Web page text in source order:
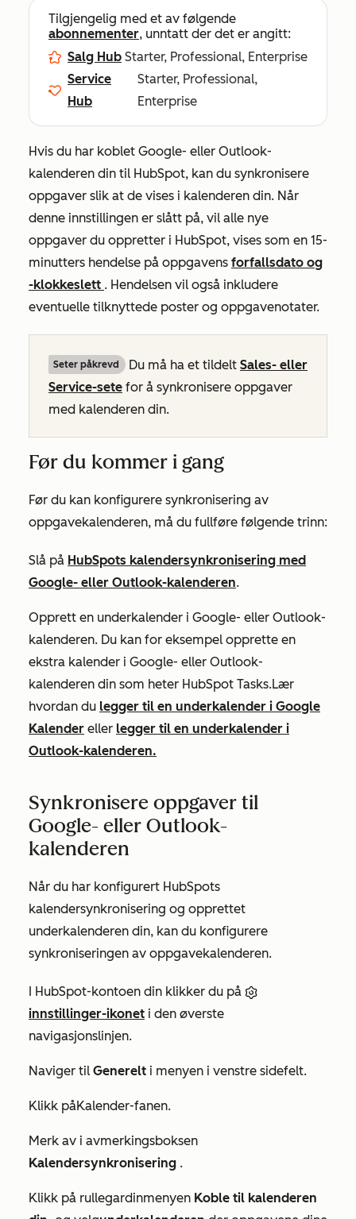
Tilgjengelig med et av følgende
abonnementer, unntatt der det er angitt:
Salg Hub Starter, Professional, Enterprise
Service
Hub
Starter, Professional,
Enterprise
Hvis du har koblet Google- eller Outlook-
kalenderen din til HubSpot, kan du synkronisere
oppgaver slik at de vises i kalenderen din. Når
denne innstillingen er slått på, vil alle nye
oppgaver du oppretter i HubSpot, vises som en 15-
minutters hendelse på oppgavens forfallsdato og
-klokkeslett . Hendelsen vil også inkludere
eventuelle tilknyttede poster og oppgavenotater.
Seter påkrevd Du må ha et tildelt Sales- eller
Service-sete for å synkronisere oppgaver
med kalenderen din.
Før du kommer i gang
Før du kan konfigurere synkronisering av
oppgavekalenderen, må du fullføre følgende trinn:
Slå på HubSpots kalendersynkronisering med
Google- eller Outlook-kalenderen.
Opprett en underkalender i Google- eller Outlook-
kalenderen. Du kan for eksempel opprette en
ekstra kalender i Google- eller Outlook-
kalenderen din som heter HubSpot Tasks.Lær
hvordan du legger til en underkalender i Google
Kalender eller legger til en underkalender i
Outlook-kalenderen.
Synkronisere oppgaver til
Google- eller Outlook-
kalenderen
Når du har konfigurert HubSpots
kalendersynkronisering og opprettet
underkalenderen din, kan du konfigurere
synkroniseringen av oppgavekalenderen.
I HubSpot-kontoen din klikker du på
innstillinger-ikonet i den øverste
navigasjonslinjen.
Naviger til Generelt i menyen i venstre sidefelt.
Klikk påKalender-fanen.
Merk av i avmerkingsboksen
Kalendersynkronisering .
Klikk på rullegardinmenyen Koble til kalenderen